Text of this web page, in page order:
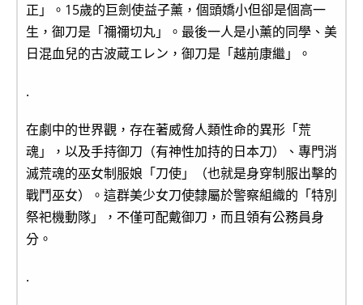
正」。15歲的巨劍使益子薰，個頭嬌小但卻是個高一
生，御刀是「禰禰切丸」。最後一人是小薰的同學、美
日混血兒的古波蔵エレン，御刀是「越前康繼」。
.
在劇中的世界觀，存在著威脅人類性命的異形「荒
魂」，以及手持御刀（有神性加持的日本刀）、專門消
滅荒魂的巫女制服娘「刀使」（也就是身穿制服出擊的
戰鬥巫女）。這群美少女刀使隸屬於警察組織的「特別
祭祀機動隊」，不僅可配戴御刀，而且領有公務員身
分。
.